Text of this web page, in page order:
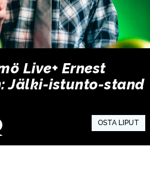
Live+ Ernest
Jälki-istunto-stand